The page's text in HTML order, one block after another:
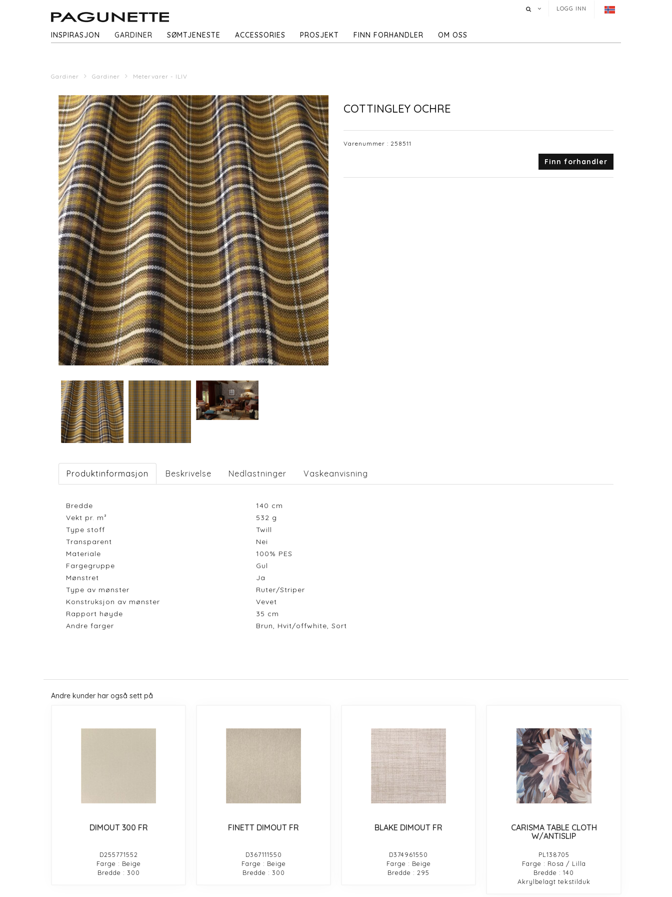
LOGG INN
INSPIRASJON GARDINER SØMTJENESTE ACCESSORIES PROSJEKT FINN FORHANDLER OM OSS
Gardiner Gardiner Metervarer - ILIV
COTTINGLEY OCHRE
Varenummer : 258511
Finn forhandler
Produktinformasjon Beskrivelse Nedlastninger Vaskeanvisning
Bredde 140 cm
Vekt pr. m²
532 g
Type stoff
Twill
Transparent
Nei
Materiale
100% PES
Fargegruppe
Gul
Mønstret
Ja
Type av mønster
Ruter/Striper
Konstruksjon av mønster
Vevet
Rapport høyde
35 cm
Andre farger
Brun, Hvit/offwhite, Sort
Andre kunder har også sett på
DIMOUT 300 FR
D255771552
Farge : Beige
Bredde : 300
FINETT DIMOUT FR
D367111550
Farge : Beige
Bredde : 300
BLAKE DIMOUT FR
D374961550
Farge : Beige
Bredde : 295
CARISMA TABLE CLOTH
W/ANTISLIP
PL138705
Farge : Rosa / Lilla
Bredde : 140
Akrylbelagt tekstilduk